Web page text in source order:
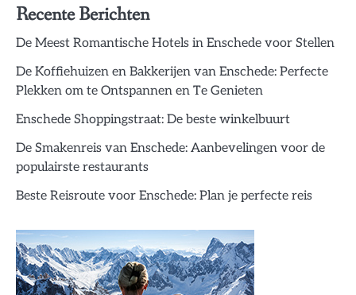
Recente Berichten
De Meest Romantische Hotels in Enschede voor Stellen
De Koffiehuizen en Bakkerijen van Enschede: Perfecte
Plekken om te Ontspannen en Te Genieten
Enschede Shoppingstraat: De beste winkelbuurt
De Smakenreis van Enschede: Aanbevelingen voor de
populairste restaurants
Beste Reisroute voor Enschede: Plan je perfecte reis